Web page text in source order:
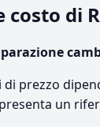
costo di
di prezzo
un